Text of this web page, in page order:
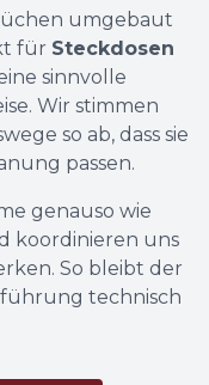
umgebaut
für Steckdosen
sinnvolle
Wir stimmen
so ab, dass sie
passen.
genauso wie
koordinieren uns
So bleibt der
technisch